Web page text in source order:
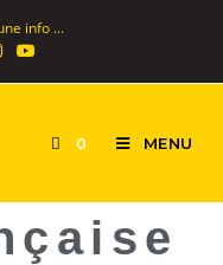
info ...
0 MENU